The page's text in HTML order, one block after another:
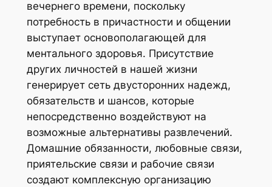
вечернего времени, поскольку
потребность в причастности и общении
выступает основополагающей для
ментального здоровья. Присутствие
других личностей в нашей жизни
генерирует сеть двусторонних надежд,
обязательств и шансов, которые
непосредственно воздействуют на
возможные альтернативы развлечений.
Домашние обязанности, любовные связи,
приятельские связи и рабочие связи
создают комплексную организацию